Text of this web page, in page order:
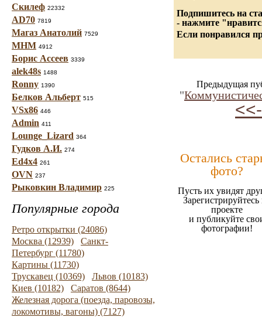
Скилеф 22332
AD70 7819
Магаз Анатолий 7529
МНМ 4912
Борис Ассеев 3339
alek48s 1488
Ronny 1390
Белков Альберт 515
VSx86 446
Admin 411
Lounge_Lizard 364
Гудков А.И. 274
Ed4x4 261
OVN 237
Рыковкин Владимир 225
Популярные города
Ретро открытки (24086)
Москва (12939)
Санкт-
Петербург (11780)
Картины (11730)
Трускавец (10369)
Львов (10183)
Киев (10182)
Саратов (8644)
Железная дорога (поезда, паровозы,
локомотивы, вагоны) (7127)
Подпишитесь на
- нажмите
Если понравился
Предыдущая
"
<<-
Остались
фото?
Пусть их увидят
Зарегистрируйтесь
проекте
и публикуйте
фотографии!